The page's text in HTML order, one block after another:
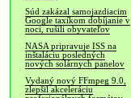
Súd zakázal samojazdiacim
Google taxíkom dobíjanie v
noci, rušili obyvateľov
NASA pripravuje ISS na
inštaláciu posledných
nových solárnych panelov
Vydaný nový FFmpeg 9.0,
zlepšil akceleráciu